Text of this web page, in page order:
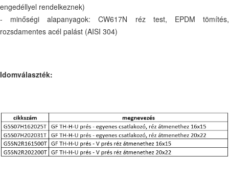
engedéllyel rendelkeznek)
- minőségi alapanyagok: CW617N réz test, EPDM tömítés,
rozsdamentes acél palást (AISI 304)
Idomválaszték: